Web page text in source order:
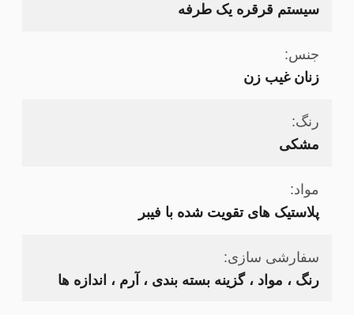
سیستم قرقره یک طرفه
جنس:
زنان غیب زن
رنگ:
مشکی
مواد:
پلاستیک های تقویت شده با فیبر
سفارشی سازی:
رنگ ، مواد ، گزینه بسته بندی ، آرم ، اندازه ها